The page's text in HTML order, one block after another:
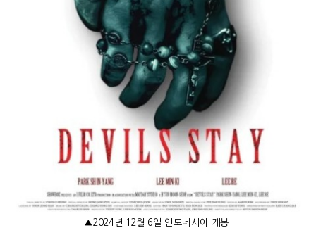
▲2024년 12월 6일 인도네시아 개봉